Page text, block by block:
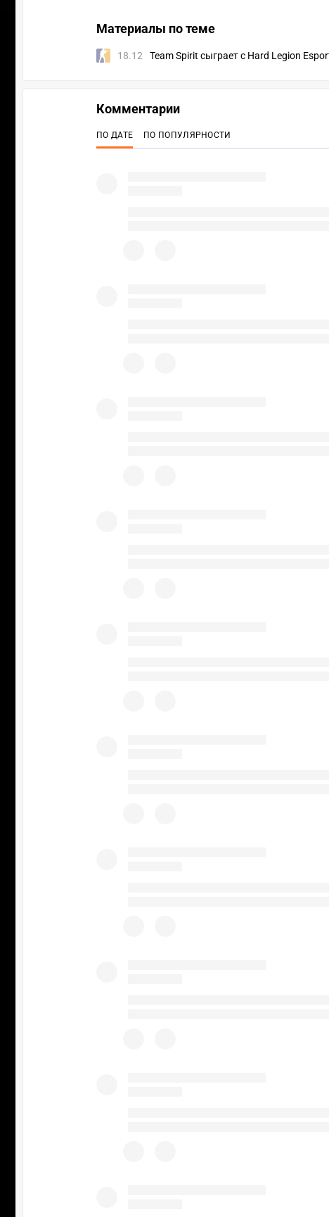
Материалы по теме
18.12 Team Spirit сыграет с Hard Legion
Комментарии
ПО ДАТЕ ПО ПОПУЛЯРНОСТИ